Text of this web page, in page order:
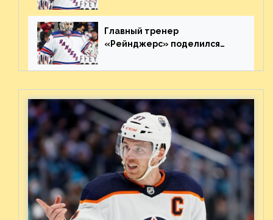
матча плей-офф. Видео
Главный тренер
«Рейнджерс» поделился
предстоящего финала